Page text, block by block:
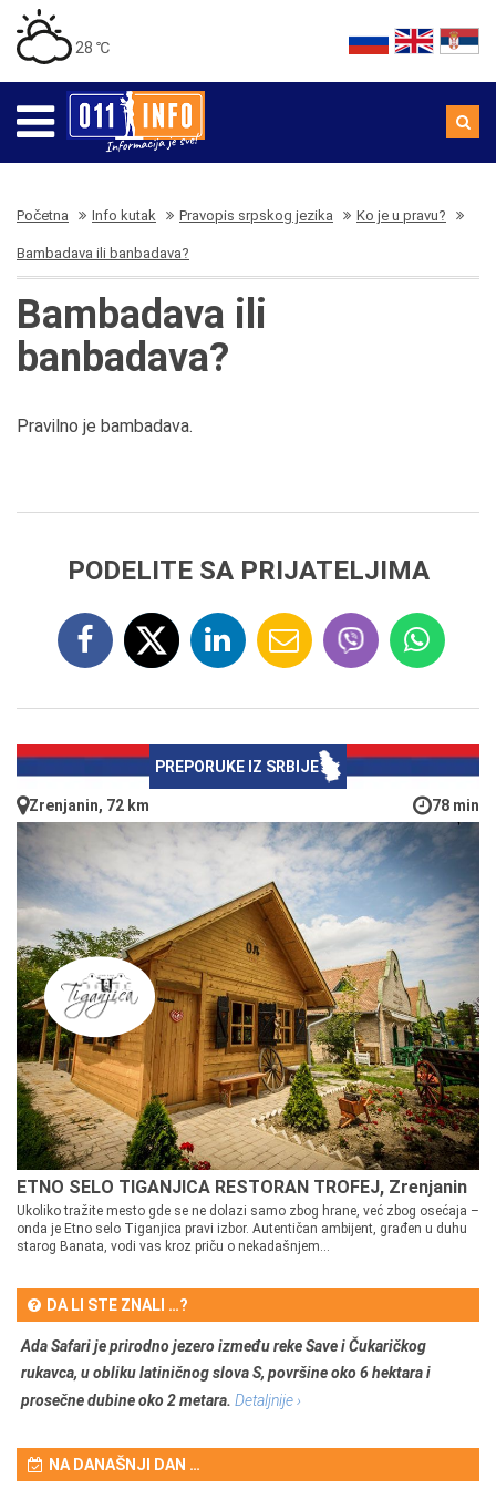
28 ℃
Početna Info kutak Pravopis srpskog jezika Ko je u pravu?
Bambadava ili banbadava?
Bambadava ili
banbadava?
Pravilno je bambadava.
PODELITE SA PRIJATELJIMA
PREPORUKE IZ SRBIJE
Zrenjanin, 72 km 78 min
ETNO SELO TIGANJICA RESTORAN TROFEJ, Zrenjanin
Ukoliko tražite mesto gde se ne dolazi samo zbog hrane, već zbog osećaja –
onda je Etno selo Tiganjica pravi izbor. Autentičan ambijent, građen u duhu
starog Banata, vodi vas kroz priču o nekadašnjem...
DA LI STE ZNALI …?
Ada Safari je prirodno jezero između reke Save i Čukaričkog
rukavca, u obliku latiničnog slova S, površine oko 6 hektara i
prosečne dubine oko 2 metara. Detaljnije ›
NA DANAŠNJI DAN …